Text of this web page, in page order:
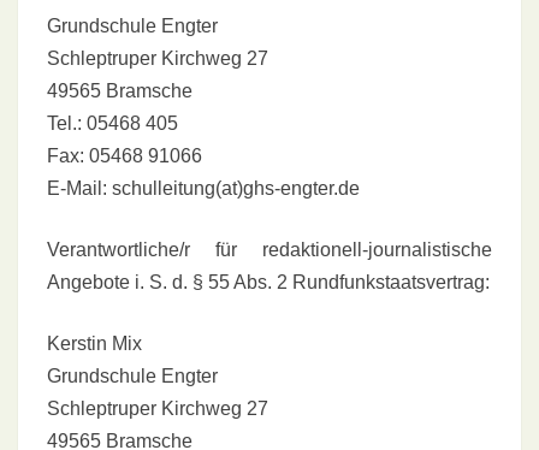
Grundschule Engter
Schleptruper Kirchweg 27
49565 Bramsche
Tel.: 05468 405
Fax: 05468 91066
E-Mail: schulleitung(at)ghs-engter.de
Verantwortliche/r für redaktionell-journalistische
Angebote i. S. d. § 55 Abs. 2 Rundfunkstaatsvertrag:
Kerstin Mix
Grundschule Engter
Schleptruper Kirchweg 27
49565 Bramsche